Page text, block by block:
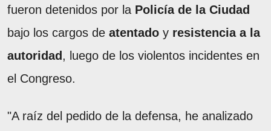
fueron detenidos por la Policía de la Ciudad
bajo los cargos de atentado y resistencia a la
autoridad , luego de los violentos incidentes en
el Congreso.
"A raíz del pedido de la defensa, he analizado